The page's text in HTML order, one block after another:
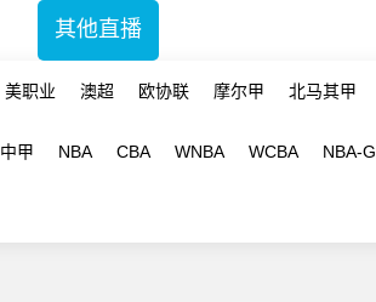
其他直播
美职业 澳超 欧协联 摩尔甲 北马其甲
中甲 NBA CBA WNBA WCBA NBA-G